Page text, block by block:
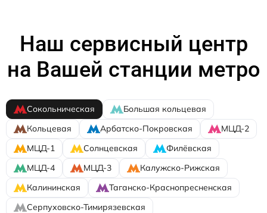
Наш сервисный центр
на Вашей станции метро
Сокольническая
Большая кольцевая
Кольцевая
Арбатско-Покровская
МЦД-2
МЦД-1
Солнцевская
Филёвская
МЦД-4
МЦД-3
Калужско-Рижская
Калининская
Таганско-Краснопресненская
Серпуховско-Тимирязевская